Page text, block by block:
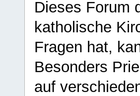
Dieses Forum
katholische
Fragen hat,
Besonders
auf